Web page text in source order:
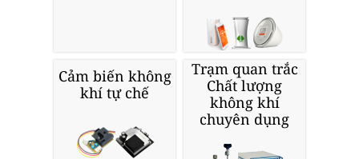
Cảm biến không
khí tự chế
Trạm quan trắc
Chất lượng
không khí
chuyên dụng